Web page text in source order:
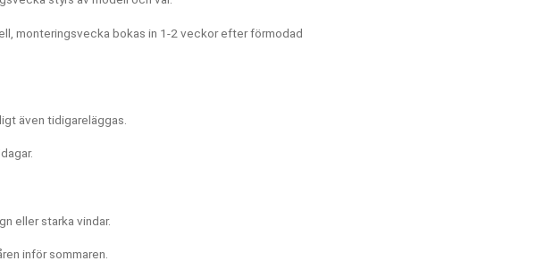
monteringsvecka bokas in 1-2 veckor efter förmodad
även tidigareläggas.
eller starka vindar.
inför sommaren.